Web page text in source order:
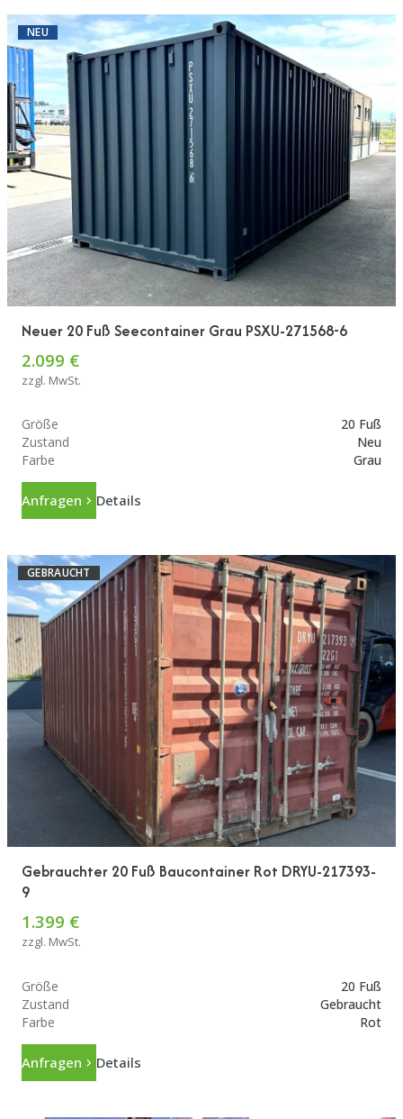
NEU
Neuer 20 Fuß Seecontainer Grau PSXU-271568-6
2.099 €
zzgl. MwSt.
Größe
20 Fuß
Zustand
Neu
Farbe
Grau
Anfragen Details
GEBRAUCHT
Gebrauchter 20 Fuß Baucontainer Rot DRYU-217393-
9
1.399 €
zzgl. MwSt.
Größe
20 Fuß
Zustand
Gebraucht
Farbe
Rot
Anfragen Details